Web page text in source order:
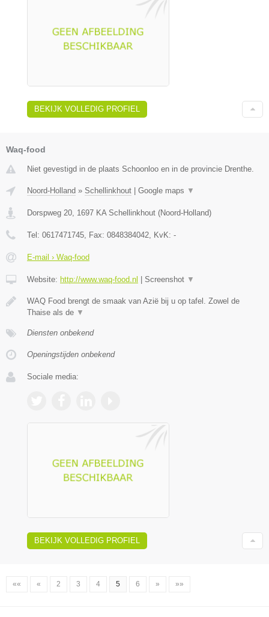
BEKIJK VOLLEDIG PROFIEL
Waq-food
Niet gevestigd in de plaats Schoonloo en in de provincie Drenthe.
Noord-Holland » Schellinkhout Google maps ▼
Dorspweg 20 1697 KA Schellinkhout (Noord-Holland)
Tel: 0617471745 , Fax: 0848384042 , KvK: -
E-mail › Waq-food
Website: http://www.waq-food.nl Screenshot ▼
WAQ Food brengt de smaak van Azië bij u op tafel. Zowel de
Thaise als de ▼
Diensten onbekend
Openingstijden onbekend
Sociale media:
BEKIJK VOLLEDIG PROFIEL
«« « 2 3 4 5 6 » »»